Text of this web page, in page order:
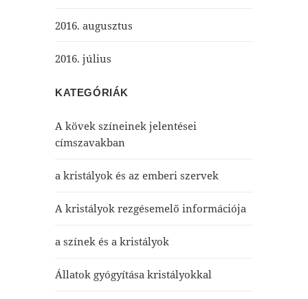
2016. augusztus
2016. július
KATEGÓRIÁK
A kövek színeinek jelentései
címszavakban
a kristályok és az emberi szervek
A kristályok rezgésemelő információja
a színek és a kristályok
Állatok gyógyítása kristályokkal